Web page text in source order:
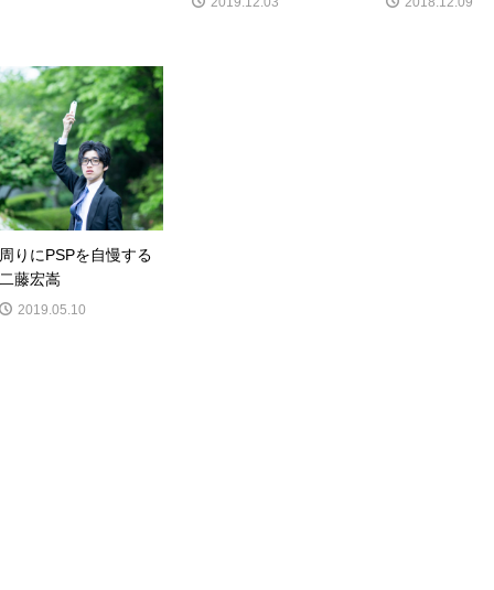
周りにPSPを自慢する
二藤宏嵩
2019.05.10